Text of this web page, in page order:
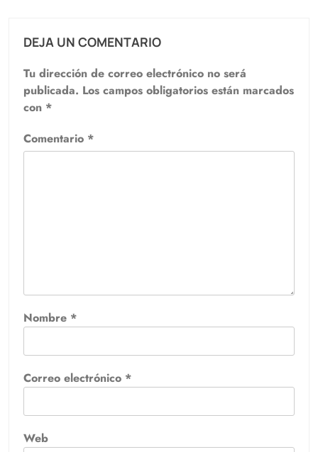
DEJA UN COMENTARIO
Tu dirección de correo electrónico no será
publicada. Los campos obligatorios están marcados
con *
Comentario *
Nombre *
Correo electrónico *
Web